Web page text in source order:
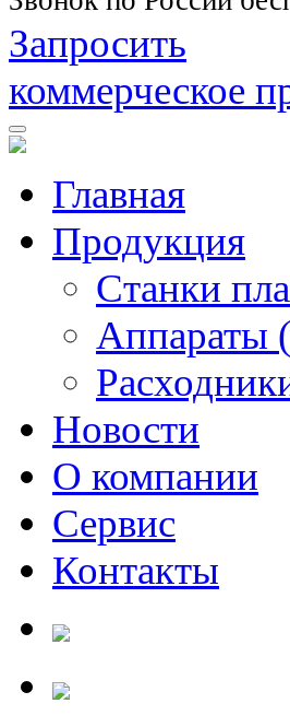
Запросить
коммерческое
Главная
Продукция
Станки
Аппараты
Новости
О компании
Сервис
Контакты